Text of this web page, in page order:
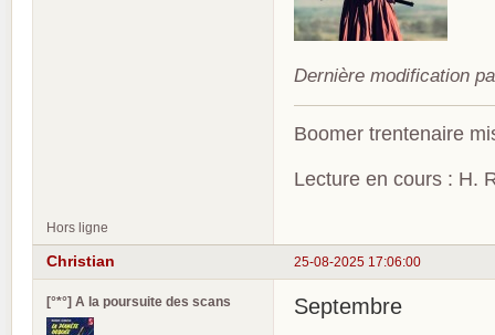
Dernière modification
Boomer trentenaire
Lecture en cours : H.
Hors ligne
25-08-2025 17:06:00
Christian
[°*°] A la poursuite des scans
Septembre